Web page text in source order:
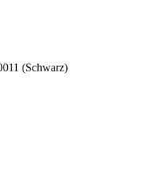
(Schwarz)